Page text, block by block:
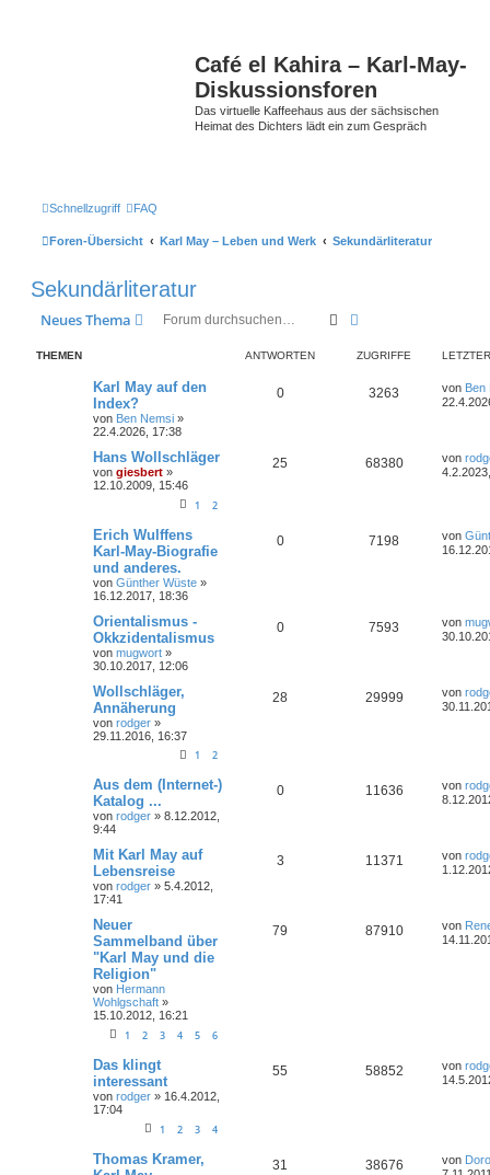
Café el Kahira – Karl-May-
Diskussionsforen
Das virtuelle Kaffeehaus aus der sächsischen
Heimat des Dichters lädt ein zum Gespräch
Schnellzugriff FAQ
Foren-Übersicht Karl May – Leben und Werk Sekundärliteratur
Sekundärliteratur
Neues Thema Suche
THEMEN ANTWORTEN ZUGRIFFE
Karl May auf den
Index?
von Ben Nemsi »
22.4.2026, 17:38
0 3263 von Ben
Hans Wollschläger
von giesbert »
12.10.2009, 15:46
1 2
25 68380 von
Erich Wulffens
Karl-May-Biografie
und anderes.
von Günther Wüste »
16.12.2017, 18:36
0 7198 von
Orientalismus -
Okkzidentalismus
von mugwort »
30.10.2017, 12:06
0 7593 von
Wollschläger,
Annäherung
von rodger »
29.11.2016, 16:37
1 2
28 29999 von
Aus dem (Internet-)
Katalog ...
von rodger » 8.12.2012,
9:44
0 11636 von
Mit Karl May auf
Lebensreise
von rodger » 5.4.2012,
17:41
3 11371 von
Neuer
Sammelband über
"Karl May und die
Religion"
von Hermann
Wohlgschaft »
15.10.2012, 16:21
1 2 3 4 5 6
79 87910 von
Das klingt
interessant
von rodger » 16.4.2012,
17:04
1 2 3 4
55 58852 von
Thomas Kramer,
31 38676 von Doro